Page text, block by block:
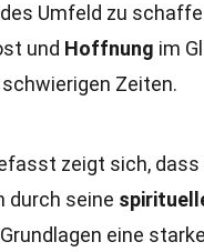
Umfeld zu
und Hoffnung im
Zeiten.
zeigt sich,
durch seine
Grundlagen eine